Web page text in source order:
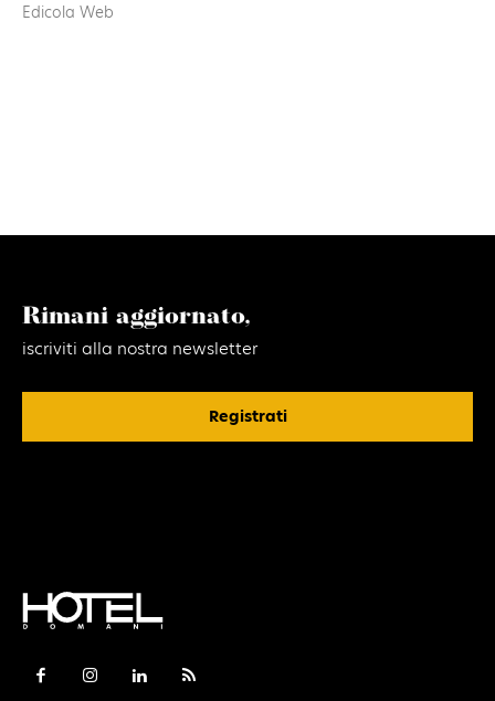
Edicola Web
Rimani aggiornato,
iscriviti alla nostra newsletter
Registrati